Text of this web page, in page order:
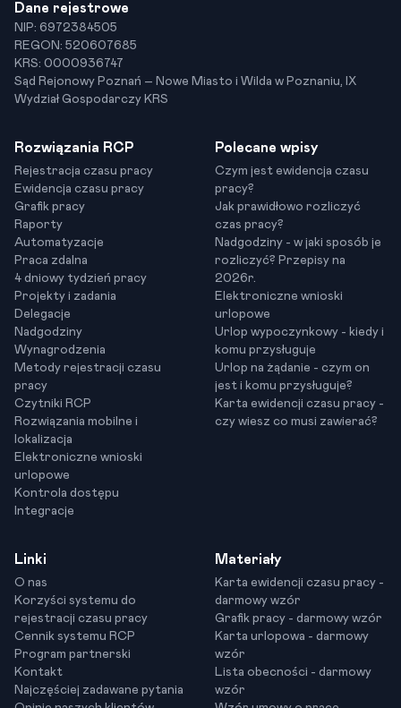
Dane rejestrowe
NIP: 6972384505
REGON: 520607685
KRS: 0000936747
Sąd Rejonowy Poznań – Nowe Miasto i Wilda w Poznaniu, IX
Wydział Gospodarczy KRS
Rozwiązania RCP
Rejestracja czasu pracy
Ewidencja czasu pracy
Grafik pracy
Raporty
Automatyzacje
Praca zdalna
4 dniowy tydzień pracy
Projekty i zadania
Delegacje
Nadgodziny
Wynagrodzenia
Metody rejestracji czasu
pracy
Czytniki RCP
Rozwiązania mobilne i
lokalizacja
Elektroniczne wnioski
urlopowe
Kontrola dostępu
Integracje
Polecane wpisy
Czym jest ewidencja czasu
pracy?
Jak prawidłowo rozliczyć
czas pracy?
Nadgodziny - w jaki sposób je
rozliczyć? Przepisy na
2026r.
Elektroniczne wnioski
urlopowe
Urlop wypoczynkowy - kiedy i
komu przysługuje
Urlop na żądanie - czym on
jest i komu przysługuje?
Karta ewidencji czasu pracy -
czy wiesz co musi zawierać?
Linki
O nas
Korzyści systemu do
rejestracji czasu pracy
Cennik systemu RCP
Program partnerski
Kontakt
Najczęściej zadawane pytania
Materiały
Karta ewidencji czasu pracy -
darmowy wzór
Grafik pracy - darmowy wzór
Karta urlopowa - darmowy
wzór
Lista obecności - darmowy
wzór